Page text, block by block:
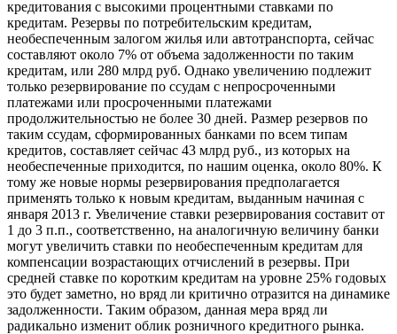
кредитования с высокими процентными ставками по
кредитам. Резервы по потребительским кредитам,
необеспеченным залогом жилья или автотранспорта, сейчас
составляют около 7% от объема задолженности по таким
кредитам, или 280 млрд руб. Однако увеличению подлежит
только резервирование по ссудам с непросроченными
платежами или просроченными платежами
продолжительностью не более 30 дней. Размер резервов по
таким ссудам, сформированных банками по всем типам
кредитов, составляет сейчас 43 млрд руб., из которых на
необеспеченные приходится, по нашим оценка, около 80%. К
тому же новые нормы резервирования предполагается
применять только к новым кредитам, выданным начиная с
января 2013 г. Увеличение ставки резервирования составит от
1 до 3 п.п., соответственно, на аналогичную величину банки
могут увеличить ставки по необеспеченным кредитам для
компенсации возрастающих отчислений в резервы. При
средней ставке по коротким кредитам на уровне 25% годовых
это будет заметно, но вряд ли критично отразится на динамике
задолженности. Таким образом, данная мера вряд ли
радикально изменит облик розничного кредитного рынка.